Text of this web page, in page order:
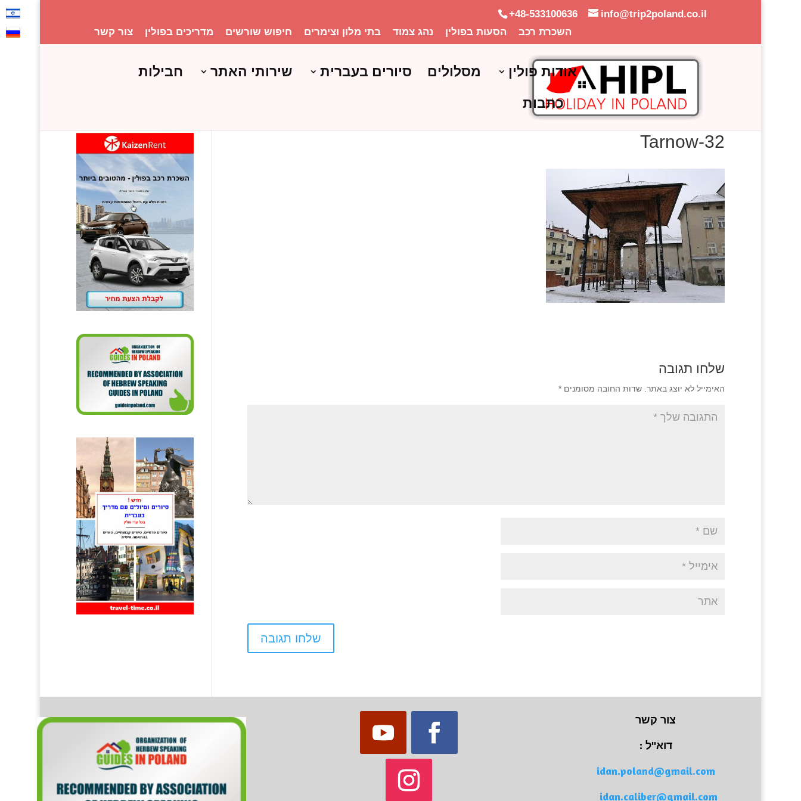
+48-533100636
info@trip2poland.co.il
השכרת רכב
הסעות בפולין נהג צמוד בתי מלון וצימרים חיפוש שורשים מדריכים בפולין צור קשר
אודות פולין מסלולים סיורים בעברית שירותי האתר חבילות
כתבות
Tarnow-32
שלחו תגובה
האימייל לא יוצג באתר. שדות החובה מסומנים *
צור קשר
דוא"ל :
idan.poland@gmail.com
idan.caliber@gmail.com